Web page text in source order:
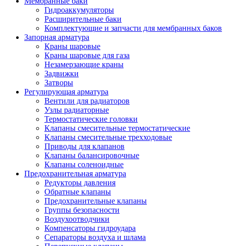
Гидроаккумуляторы
Расширительные баки
Комплектующие и запчасти для мембранных баков
Запорная арматура
Краны шаровые
Краны шаровые для газа
Незамерзающие краны
Задвижки
Затворы
Регулирующая арматура
Вентили для радиаторов
Узлы радиаторные
Термостатические головки
Клапаны смесительные термостатические
Клапаны смесительные трехходовые
Приводы для клапанов
Клапаны балансировочные
Клапаны соленоидные
Предохранительная арматура
Редукторы давления
Обратные клапаны
Предохранительные клапаны
Группы безопасности
Воздухоотводчики
Компенсаторы гидроудара
Сепараторы воздуха и шлама